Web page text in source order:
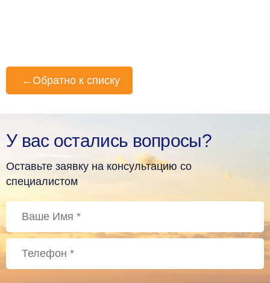
← Обратно к списку
У вас остались вопросы?
Оставьте заявку на консультацию со
специалистом